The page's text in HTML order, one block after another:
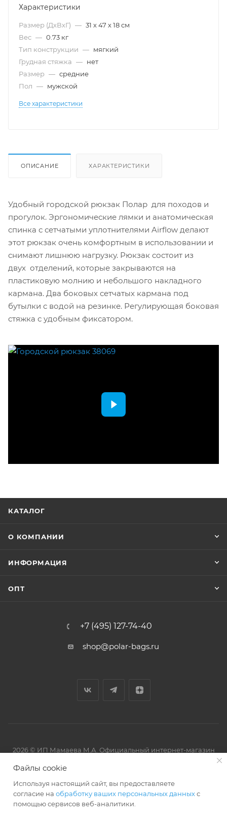
Характеристики
Размер (ДхВхГ) — 31 х 47 х 18 см
Вес — 0.73 кг
Тип конструкции — мягкий
Грудная стяжка — нет
Размер — cредние
Пол — мужской
Все характеристики
ОПИСАНИЕ ХАРАКТЕРИСТИКИ
Удобный городской рюкзак Полар для походов и
прогулок. Эргономические лямки и анатомическая
спинка с сетчатыми уплотнителями Airflow делают
этот рюкзак очень комфортным в использовании и
снимают лишнюю нагрузку. Рюкзак состоит из
двух отделений, которые закрываются на
пластиковую молнию и небольшого накладного
кармана. Два боковых сетчатых кармана под
бутылки с водой на резинке. Регулирующая боковая
стяжка с удобным фиксатором.
КАТАЛОГ
О КОМПАНИИ
ИНФОРМАЦИЯ
ОПТ
+7 (495) 127-74-40
shop@polar-bags.ru
2026 © ИП Мамаева М.А. Официальный интернет-магазин
Файлы cookie
Используя настоящий сайт, вы предоставляете
согласие на обработку ваших персональных данныхс
помощью сервисов веб-аналитики.